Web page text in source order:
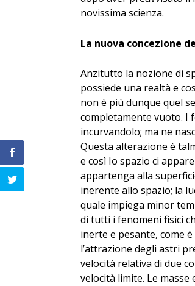
novissima scienza.
La nuova concezione
Anzitutto la nozione di
possiede una realtà e
non è più dunque quel
completamente vuoto. I
incurvandolo; ma ne
Questa alterazione è
e così Io spazio ci
appartenga alla
inerente allo spazio; la
quale impiega minor
di tutti i fenomeni fisici
inerte e pesante, come
l’attrazione degli astri
velocità relativa di due
velocità limite. Le